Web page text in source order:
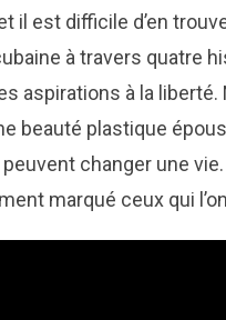
il est difficile d’en
à travers quatre
aspirations à la
beauté plastique
changer une
marqué ceux qui